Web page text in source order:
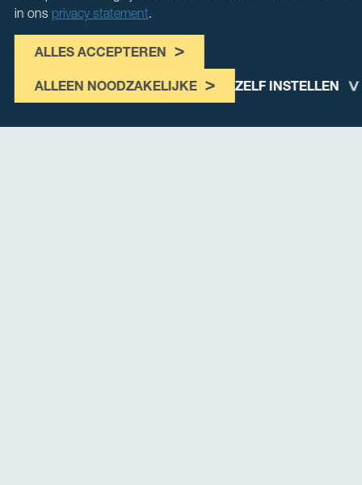
in ons privacy statement.
ALLES ACCEPTEREN
ALLEEN NOODZAKELIJKE ZELF INSTELLEN